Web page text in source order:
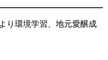
り環境学習、地元愛醸成